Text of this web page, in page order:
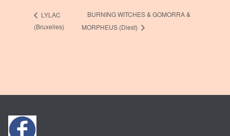
LYLAC
(Bruxelles)
BURNING WITCHES & GOMORRA &
MORPHEUS (Diest)